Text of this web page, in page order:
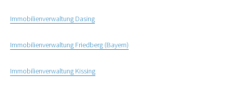
Immobilienverwaltung Dasing
Immobilienverwaltung Friedberg (Bayern)
Immobilienverwaltung Kissing